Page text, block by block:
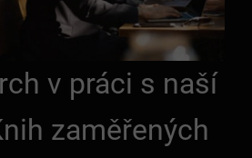
v práci s naší
zaměřených